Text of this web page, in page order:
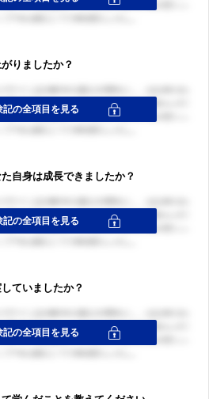
りましたか？
自身は成長できましたか？
ていましたか？